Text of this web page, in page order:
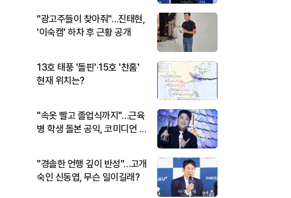
"광고주들이 찾아줘"…진태현,
'이숙캠' 하차 후 근황 공개
13호 태풍 '돌핀'·15호 '찬홈'
현재 위치는?
"속옷 빨고 졸업식까지"…근육
병 학생 돌본 공익, 코미디언 김
"경솔한 언행 깊이 반성"…고개
숙인 신동엽, 무슨 일이길래?